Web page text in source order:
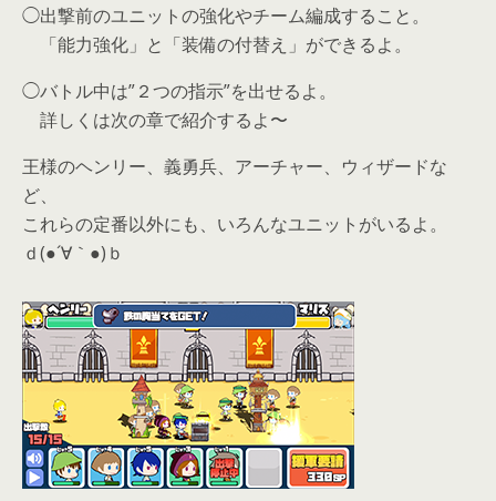
◯出撃前のユニットの強化やチーム編成すること。
「能力強化」と「装備の付替え」ができるよ。
◯バトル中は”２つの指示”を出せるよ。
詳しくは次の章で紹介するよ〜
王様のヘンリー、義勇兵、アーチャー、ウィザードな
ど、
これらの定番以外にも、いろんなユニットがいるよ。
ｄ(●´∀｀●)ｂ